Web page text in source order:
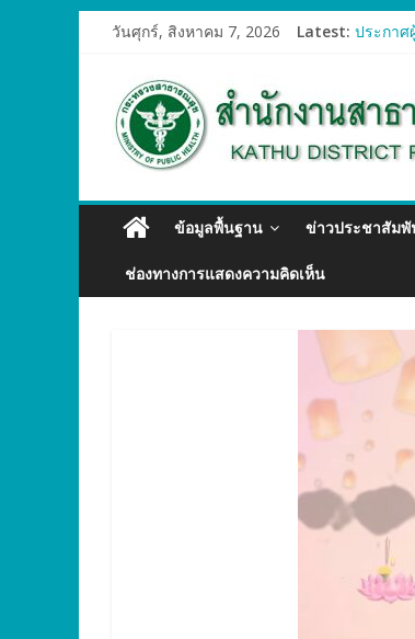
วันศุกร์, สิงหาคม 7, 2026 Latest: ประกาศ
ประกาศ
ประกาศ
ข้อมูลพื้นฐาน ข่าวประชาสัม
ช่องทางการแสดงความคิดเห็น